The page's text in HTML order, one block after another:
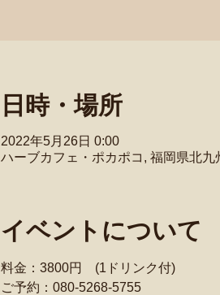
日時・場所
2022年5月26日 0:00
ハーブカフェ・ポカポコ, 福岡県北九
イベントについて
料金：3800円　(1ドリンク付)
ご予約：080-5268-5755